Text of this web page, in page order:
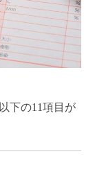
下の11項目が